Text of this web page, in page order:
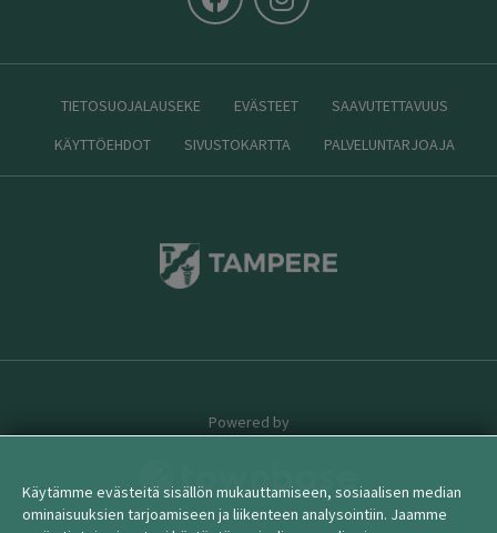
TIETOSUOJALAUSEKE EVÄSTEET
SAAVUTETTAVUUS
KÄYTTÖEHDOT
SIVUSTOKARTTA PALVELUNTARJOAJA
Powered by
Käytämme evästeitä sisällön mukauttamiseen, sosiaalisen median
ominaisuuksien tarjoamiseen ja liikenteen analysointiin. Jaamme